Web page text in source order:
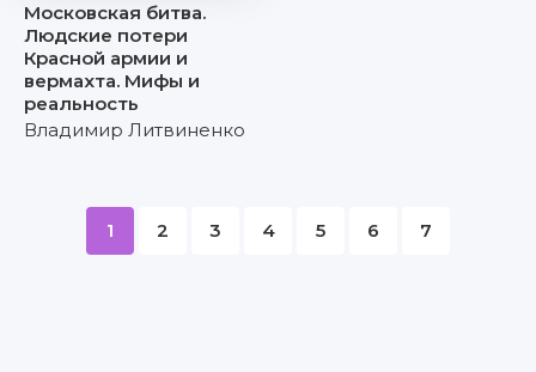
Московская битва.
Людские потери
Красной армии и
вермахта. Мифы и
реальность
Владимир Литвиненко
1 2 3 4 5 6 7